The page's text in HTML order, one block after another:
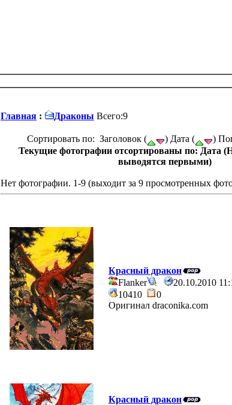
Главная : Драконы Всего:9
Сортировать по: Заголовок ( ) Дата ( )
Текущие фотографии отсортированы по: Дата
выводятся первыми)
Нет фотографии. 1-9 (выходит за 9 просмотренных
Красный дракон
Flanker
20.10.2010
10410
0
Оригинал draconika.com
Красный дракон